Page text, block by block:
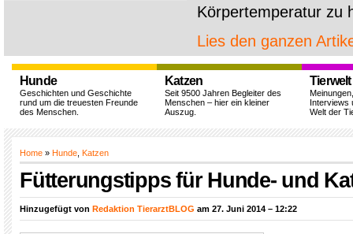
Körpertemperatur zu
Lies den ganzen
Hunde
Geschichten und Geschichte
rund um die treuesten Freunde
des Menschen.
Katzen
Seit 9500 Jahren Begleiter des
Menschen – hier ein kleiner
Auszug.
Tierwelt
Interviews
Welt der
Home » Hunde Katzen
Fütterungstipps für Hunde- und
Hinzugefügt von Redaktion TierarztBLOG am 27. Juni 2014 – 12:22